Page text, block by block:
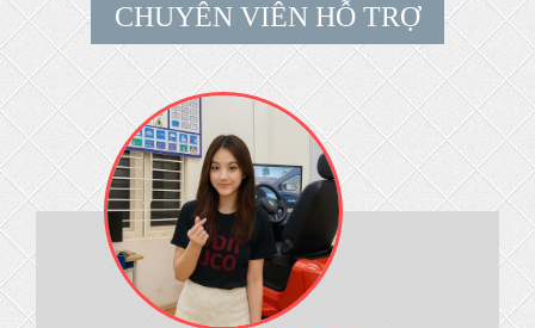
CHUYÊN VIÊN HỖ TRỢ